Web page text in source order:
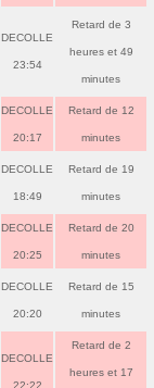
DECOLLE
23:54
Retard de 3
heures et 49
minutes
DECOLLE
20:17
Retard de 12
minutes
DECOLLE
18:49
Retard de 19
minutes
DECOLLE
20:25
Retard de 20
minutes
DECOLLE
20:20
Retard de 15
minutes
DECOLLE
22:22
Retard de 2
heures et 17